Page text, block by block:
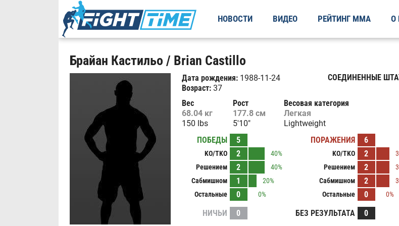
НОВОСТИ ВИДЕО РЕЙТИНГ ММА О
Брайан Кастильо / Brian Castillo
Дата рождения:1988-11-24
Возраст:37
СОЕДИНЕННЫЕ
Вес
68.04 кг
150 lbs
Рост
177.8 см
5'10"
Весовая категория
Легкая
Lightweight
ПОБЕДЫ
5
KO/TKO 2
40%
Решением
2
40%
Сабмишном
1
20%
Остальные
0 0%
ПОРАЖЕНИЯ 6
KO/TKO 2
Решением
2
Сабмишном
2
Остальные
0 0%
НИЧЬИ 0 БЕЗ РЕЗУЛЬТАТА 0